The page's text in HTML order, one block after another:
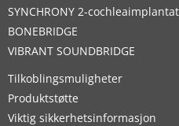
SYNCHRONY 2-cochleaimplantat
BONEBRIDGE
VIBRANT SOUNDBRIDGE
Tilkoblingsmuligheter
Produktstøtte
Viktig sikkerhetsinformasjon